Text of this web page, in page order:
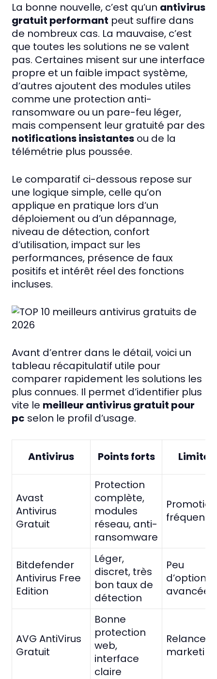
La bonne nouvelle, c’est qu’un antivirus
gratuit performant peut suffire dans
de nombreux cas. La mauvaise, c’est
que toutes les solutions ne se valent
pas. Certaines misent sur une interface
propre et un faible impact système,
d’autres ajoutent des modules utiles
comme une protection anti-
ransomware ou un pare-feu léger,
mais compensent leur gratuité par des
notifications insistantes ou de la
télémétrie plus poussée.
Le comparatif ci-dessous repose sur
une logique simple, celle qu’on
applique en pratique lors d’un
déploiement ou d’un dépannage,
niveau de détection, confort
d’utilisation, impact sur les
performances, présence de faux
positifs et intérêt réel des fonctions
incluses.
Avant d’entrer dans le détail, voici un
tableau récapitulatif utile pour
comparer rapidement les solutions les
plus connues. Il permet d’identifier plus
vite le meilleur antivirus gratuit pour
pc selon le profil d’usage.
Antivirus Points forts Limites
Avast
Antivirus
Gratuit
Protection
complète,
modules
réseau, anti-
ransomware
Bitdefender
Antivirus Free
Edition
Léger,
discret, très
bon taux de
détection
Peu
d’options
avancées
AVG AntiVirus
Gratuit
Bonne
protection
web,
interface
claire
Relances
marketing